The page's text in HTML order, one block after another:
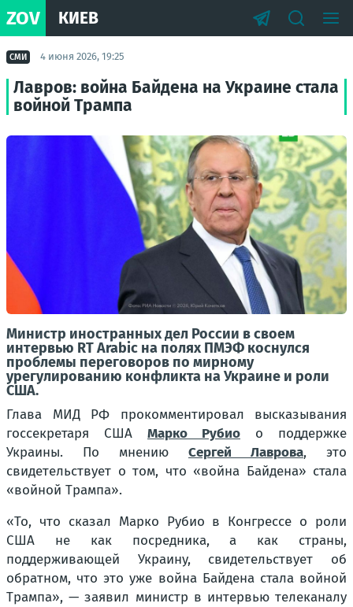
ZOV КИЕВ
СМИ 4 июня 2026, 19:25
Лавров: война Байдена на Украине стала
войной Трампа
Министр иностранных дел России в своем
интервью RT Arabic на полях ПМЭФ коснулся
проблемы переговоров по мирному
урегулированию конфликта на Украине и роли
США.
Глава МИД РФ прокомментировал высказывания
госсекретаря США Марко Рубио о поддержке
Украины. По мнению Сергей Лаврова, это
свидетельствует о том, что «война Байдена» стала
«войной Трампа».
«То, что сказал Марко Рубио в Конгрессе о роли
США не как посредника, а как страны,
поддерживающей Украину, свидетельствует об
обратном, что это уже война Байдена стала войной
Трампа», — заявил министр в интервью телеканалу